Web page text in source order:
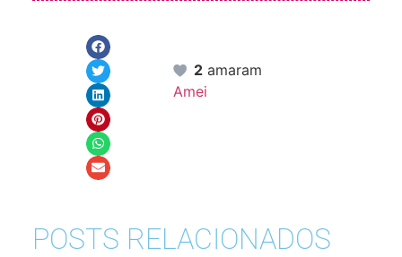
2 amaram
Amei
POSTS RELACIONADOS